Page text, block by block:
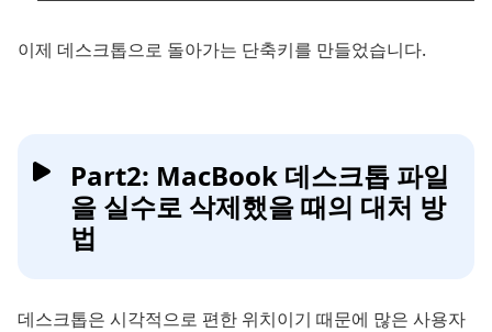
이제 데스크톱으로 돌아가는 단축키를 만들었습니다.
Part2: MacBook 데스크톱 파일
을 실수로 삭제했을 때의 대처 방
법
데스크톱은 시각적으로 편한 위치이기 때문에 많은 사용자